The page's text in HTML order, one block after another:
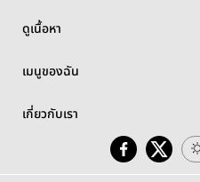
ดูเนื้อหา
เมนูของฉัน
เกี่ยวกับเรา